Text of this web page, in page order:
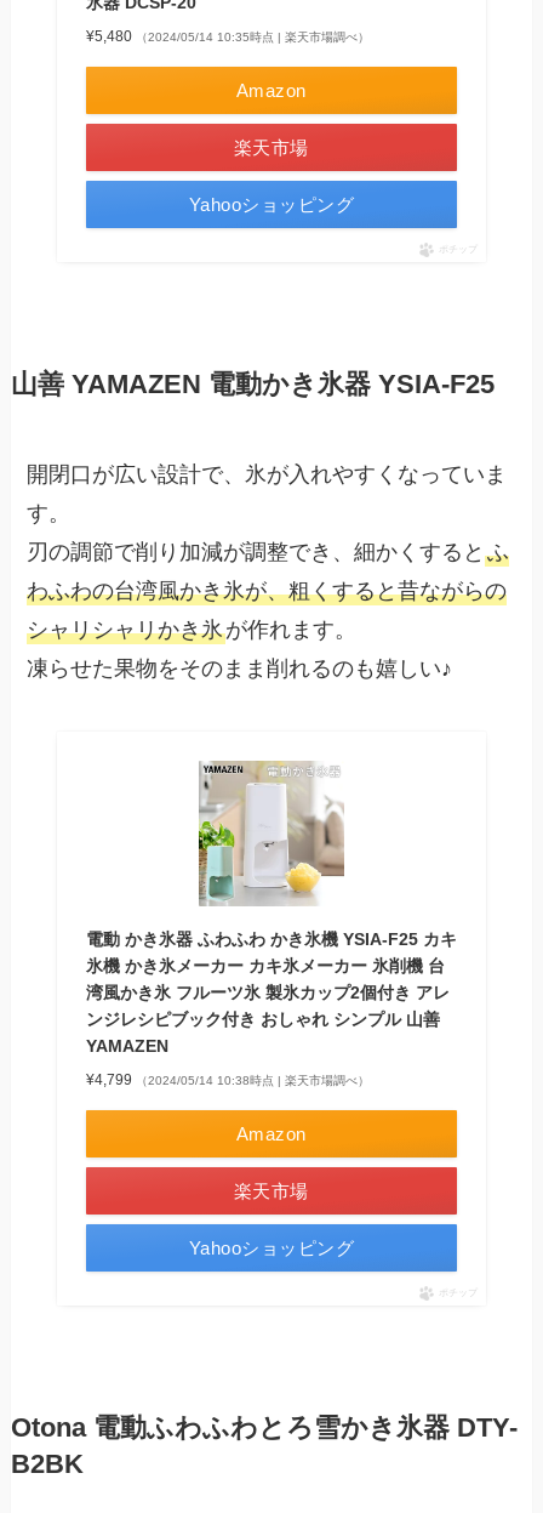
¥5,480 （2024/05/14 10:35時点 | 楽天市場調べ）
Amazon
楽天市場
Yahooショッピング
ポチップ
山善 YAMAZEN 電動かき氷器 YSIA-F25
開閉口が広い設計で、氷が入れやすくなっていま
す。
刃の調節で削り加減が調整でき、細かくするとふ
わふわの台湾風かき氷が、粗くすると昔ながらの
シャリシャリかき氷が作れます。
凍らせた果物をそのまま削れるのも嬉しい♪
電動 かき氷器 ふわふわ かき氷機 YSIA-F25 カキ
氷機 かき氷メーカー カキ氷メーカー 氷削機 台
湾風かき氷 フルーツ氷 製氷カップ2個付き アレ
ンジレシピブック付き おしゃれ シンプル 山善
YAMAZEN
¥4,799 （2024/05/14 10:38時点 | 楽天市場調べ）
Amazon
楽天市場
Yahooショッピング
ポチップ
Otona 電動ふわふわとろ雪かき氷器 DTY-
B2BK